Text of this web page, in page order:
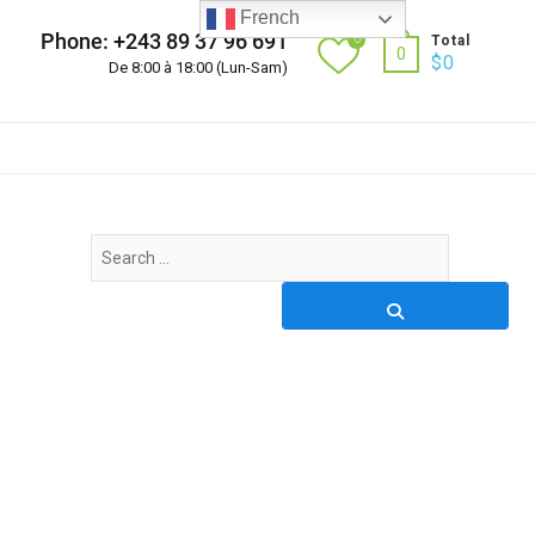
Phone: +243 89 37 96 691
De 8:00 à 18:00 (Lun-Sam)
0
0
Total
$0
Search
French